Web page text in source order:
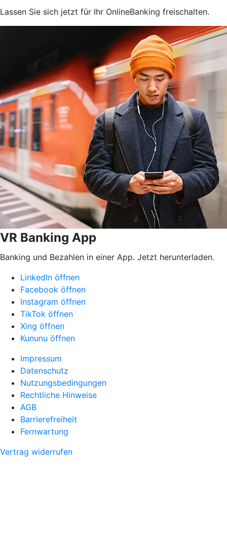
Lassen Sie sich jetzt für Ihr OnlineBanking freischalten.
VR Banking App
Banking und Bezahlen in einer App. Jetzt herunterladen.
LinkedIn öffnen
Facebook öffnen
Instagram öffnen
TikTok öffnen
Xing öffnen
Kununu öffnen
Impressum
Datenschutz
Nutzungsbedingungen
Rechtliche Hinweise
AGB
Barrierefreiheit
Fernwartung
Vertrag widerrufen